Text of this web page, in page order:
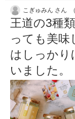
こぎゅみん さん
王道の3種
っても美
はしっかり
いました。